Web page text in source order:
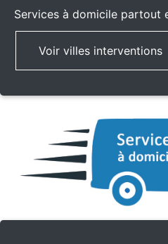
Services à domicile partout
Voir villes interventions